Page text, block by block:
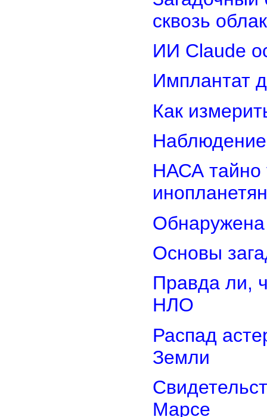
сквозь
ИИ Claude
Имплантат
Как
НАСА тайно
инопланетян
Обнаружена
Основы
Правда ли,
НЛО
Распад
Земли
Марсе